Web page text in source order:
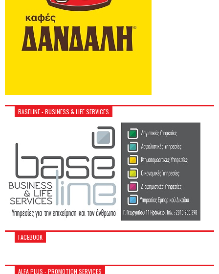
BASELINE - BUSINESS & LIFE SERVICES
FACEBOOK
ALFA PLUS - PROMOTION SERVICES